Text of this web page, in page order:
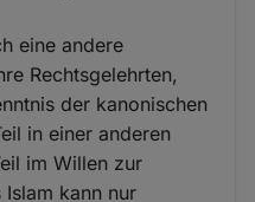
eine andere
Rechtsgelehrten,
der kanonischen
in einer anderen
im Willen zur
kann nur